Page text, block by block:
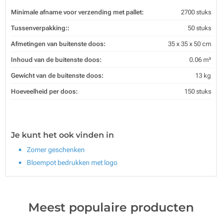
Minimale afname voor verzending met pallet: 2700 stuks
Tussenverpakking:: 50 stuks
Afmetingen van buitenste doos: 35 x 35 x 50 cm
Inhoud van de buitenste doos: 0.06 m³
Gewicht van de buitenste doos: 13 kg
Hoeveelheid per doos: 150 stuks
Je kunt het ook vinden in
Zomer geschenken
Bloempot bedrukken met logo
Meest populaire producten